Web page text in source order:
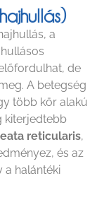
a
de
A betegség
több kör alakú
kiterjedtebb
reticularis,
és az
a halántéki